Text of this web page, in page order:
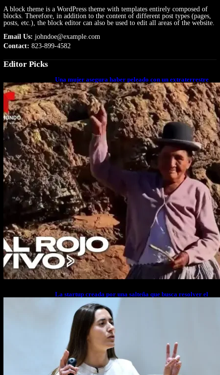
A block theme is a WordPress theme with templates entirely composed of
blocks. Therefore, in addition to the content of different post types (pages,
posts, etc.), the block editor can also be used to edit all areas of the website.
Email Us: johndoe@example.com
Contact: 823-899-4582
Editor Picks
Una mujer asegura haber peleado con un extraterrestre
cuerpo a cuerpo
La startup creada por una salteña que busca resolver el
estrés financiero en Latinoamérica